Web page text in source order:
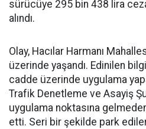
sürücüye 295 bin 438 lira
alındı.
Olay, Hacılar Harmanı
üzerinde yaşandı. Edinilen
cadde üzerinde uygulama
Trafik Denetleme ve Asayiş
uygulama noktasına
etti. Seri bir şekilde park